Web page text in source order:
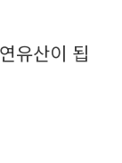
유산이 됩